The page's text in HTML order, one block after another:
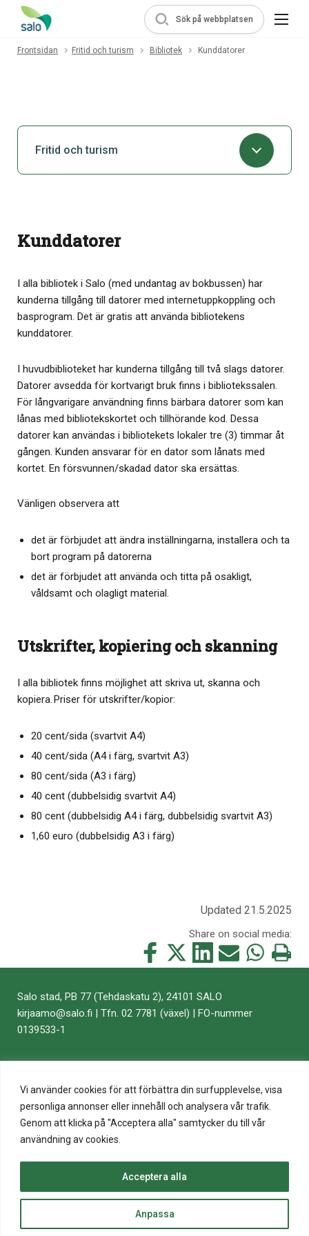
Vi använder cookies för att förbättra din surfupplevelse, visa
personliga annonser eller innehåll och analysera vår trafik.
Genom att klicka på "Acceptera alla" samtycker du till vår
användning av cookies.
Anpassa
Acceptera alla
Sök på webbplatsen
Frontsidan Fritid och turism Bibliotek Kunddatorer
Fritid och turism
Kunddatorer
I alla bibliotek i Salo (med undantag av bokbussen) har
kunderna tillgång till datorer med internetuppkoppling och
basprogram. Det är gratis att använda bibliotekens
kunddatorer.
I huvudbiblioteket har kunderna tillgång till två slags datorer.
Datorer avsedda för kortvarigt bruk finns i bibliotekssalen.
För långvarigare användning finns bärbara datorer som kan
lånas med bibliotekskortet och tillhörande kod. Dessa
datorer kan användas i bibliotekets lokaler tre (3) timmar åt
gången. Kunden ansvarar för en dator som lånats med
kortet. En försvunnen/skadad dator ska ersättas.
Vänligen observera att
det är förbjudet att ändra inställningarna, installera och ta
bort program på datorerna
det är förbjudet att använda och titta på osakligt,
våldsamt och olagligt material.
Utskrifter, kopiering och skanning
I alla bibliotek finns möjlighet att skriva ut, skanna och
kopiera. Priser för utskrifter/kopior:
20 cent/sida (svartvit A4)
40 cent/sida (A4 i färg, svartvit A3)
80 cent/sida (A3 i färg)
40 cent (dubbelsidig svartvit A4)
80 cent (dubbelsidig A4 i färg, dubbelsidig svartvit A3)
1,60 euro (dubbelsidig A3 i färg)
Updated 21.5.2025
Share on social media:
Share
this
Facebook
Share
this
Twitter
Share
this
LinkedIn
Share
this
Mail
Share
this
Print
this
to
Salo stad, PB 77 (Tehdaskatu 2), 24101 SALO
kirjaamo​@​salo.​fi​ | Tfn. 02 7781 (växel) | FO-nummer
0139533-1
© 2020 Salo Stad